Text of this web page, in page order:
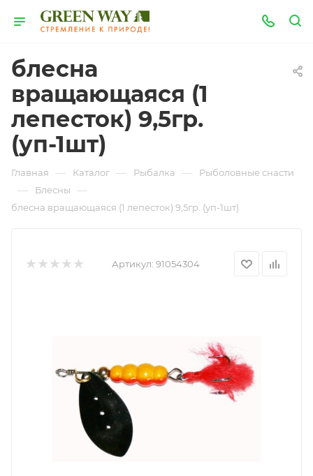
блесна
вращающаяся (1
лепесток) 9,5гр.
(уп-1шт)
Главная — Каталог — Рыбалка — Рыболовные снасти
— Блесны —
блесна вращающаяся (1 лепесток) 9,5гр. (уп-1шт)
Артикул: 91054304